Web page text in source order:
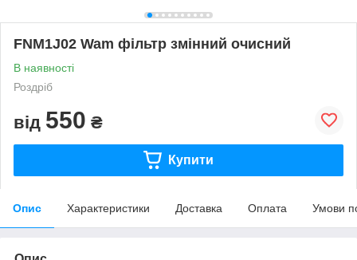
FNM1J02 Wam фільтр змінний очисний
В наявності
Роздріб
від 550 ₴
Купити
Опис Характеристики Доставка Оплата Умови